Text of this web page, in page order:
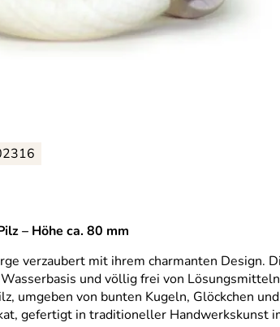
– Höhe ca. 80 mm
verzaubert mit ihrem charmanten
und völlig frei von
umgeben von bunten Kugeln, Glöckchen
gefertigt in traditioneller Handwerkskunst